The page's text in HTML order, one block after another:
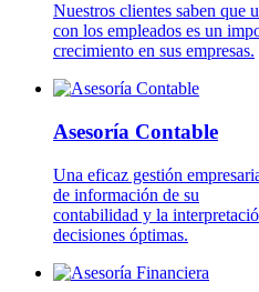
Nuestros clientes saben que
con los empleados es un
crecimiento en sus empresas.
Asesoría Contable
Una eficaz gestión
de información de su
contabilidad y la
decisiones óptimas.